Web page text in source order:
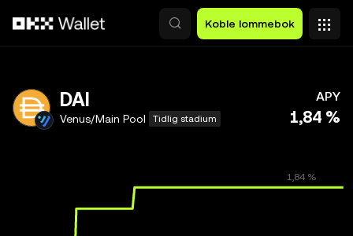
Koble lommebok
DAI
Venus/Main Pool Tidlig stadium
APY
1,84 %